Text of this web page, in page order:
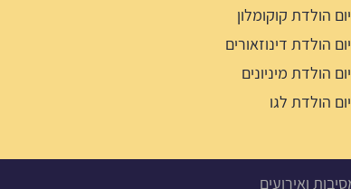
יום הולדת קוקומלון
יום הולדת דינוזאורים
יום הולדת מיניונים
יום הולדת לגו